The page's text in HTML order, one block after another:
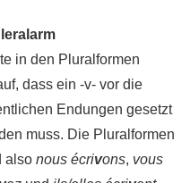
in den Pluralformen
dass ein -v- vor die
Endungen gesetzt
muss. Die Pluralformen
also nous écrivons, vous